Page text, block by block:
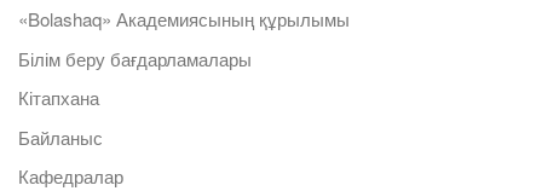
«Bolashaq» Академиясының құрылымы
Білім беру бағдарламалары
Кітапхана
Байланыс
Кафедралар